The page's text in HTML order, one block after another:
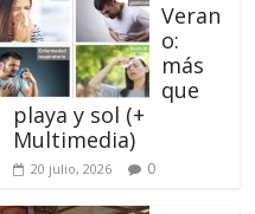
Veran
o:
más
que
playa y sol (+
Multimedia)
20 julio, 2026 0